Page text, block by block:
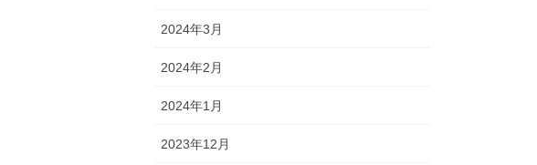
2024年3月
2024年2月
2024年1月
2023年12月